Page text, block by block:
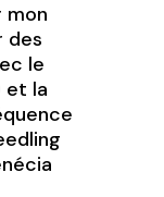
mon
des
le
et la